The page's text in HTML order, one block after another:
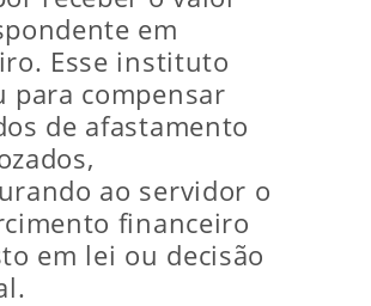
em
Esse instituto
para compensar
de afastamento
ao servidor o
financeiro
em lei ou decisão